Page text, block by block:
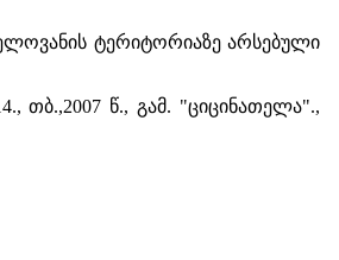
ტერიტორიაზე არსებული
თბ.,2007 წ., გამ. "ციცინათელა".,